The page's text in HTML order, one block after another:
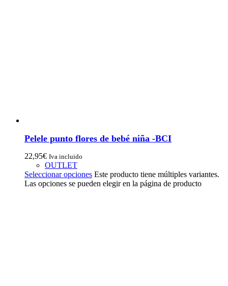
Pelele punto flores de bebé niña -BCI
22,95€ Iva incluido
OUTLET
Seleccionar opciones Este producto tiene múltiples variantes.
Las opciones se pueden elegir en la página de producto